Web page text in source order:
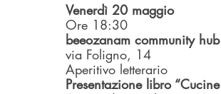
Venerdì 20 maggio
Ore 18:30
beeozanam community hub
via Foligno, 14
Aperitivo letterario
Presentazione libro